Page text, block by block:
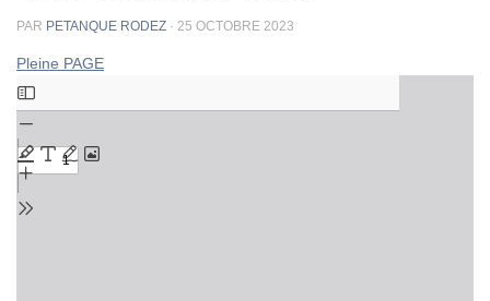
PAR PETANQUE RODEZ · 25 OCTOBRE 2023
Pleine PAGE
Aller
au
contenu
PDF